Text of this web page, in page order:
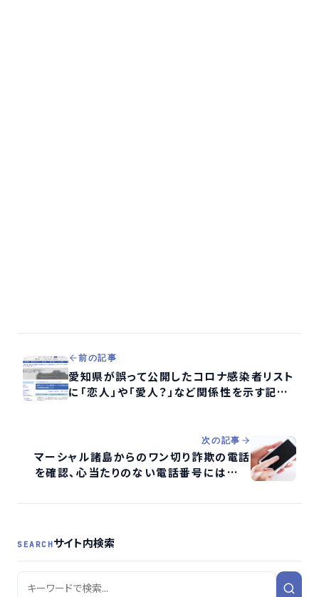
前の記事
愛知県が誤って公開したコロナ感染者リスト
に「恋人」や「愛人？」など関係性を示す記載
次の記事
マーシャル諸島からのワン切り詐欺の電話
を確認、心当たりのない電話番号には出な
SEARCHサイト内検索